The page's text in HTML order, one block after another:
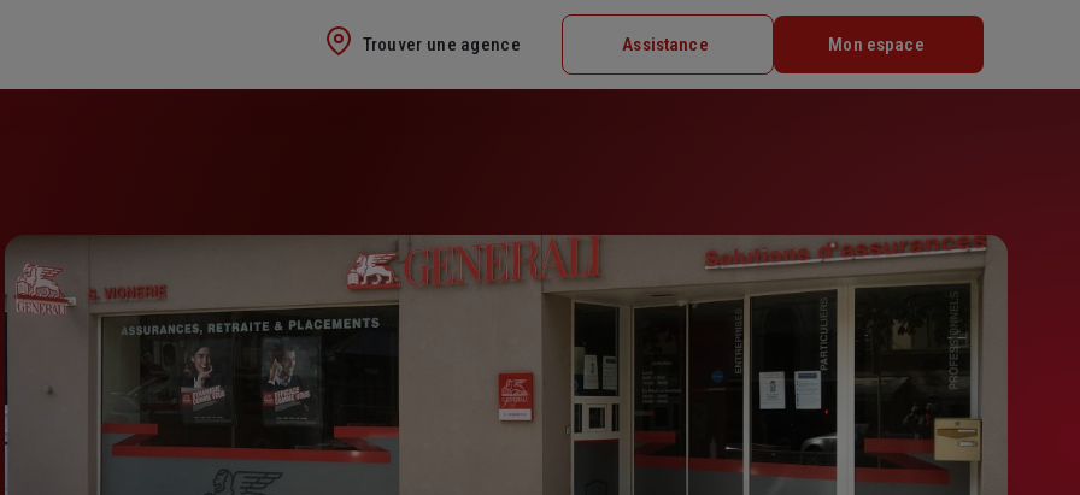
Trouver une agence Assistance Mon espace